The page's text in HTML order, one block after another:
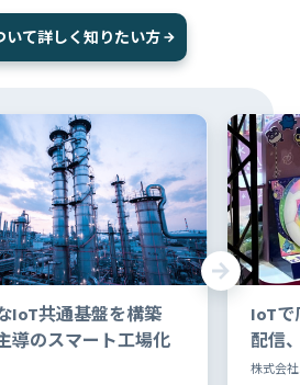
いて詳しく知りたい方
IoT共通基盤を構築
導のスマート工場化
IoTで
配信
株式会